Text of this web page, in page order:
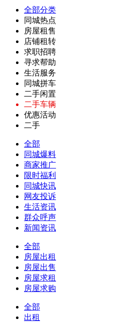
全部分类
同城热点
房屋租售
店铺租转
求职招聘
寻求帮助
生活服务
同城拼车
二手闲置
二手车辆
优惠活动
二手
全部
同城爆料
商家推广
限时福利
同城快讯
网友投诉
生活资讯
群众呼声
新闻资讯
全部
房屋出租
房屋出售
房屋求租
房屋求购
全部
出租